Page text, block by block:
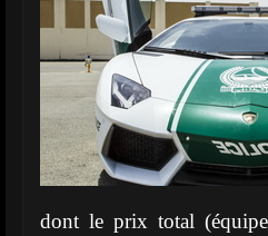
dont le prix total